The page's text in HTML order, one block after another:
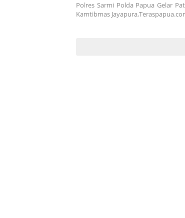
Polres Sarmi Polda Papua Gelar
Kamtibmas